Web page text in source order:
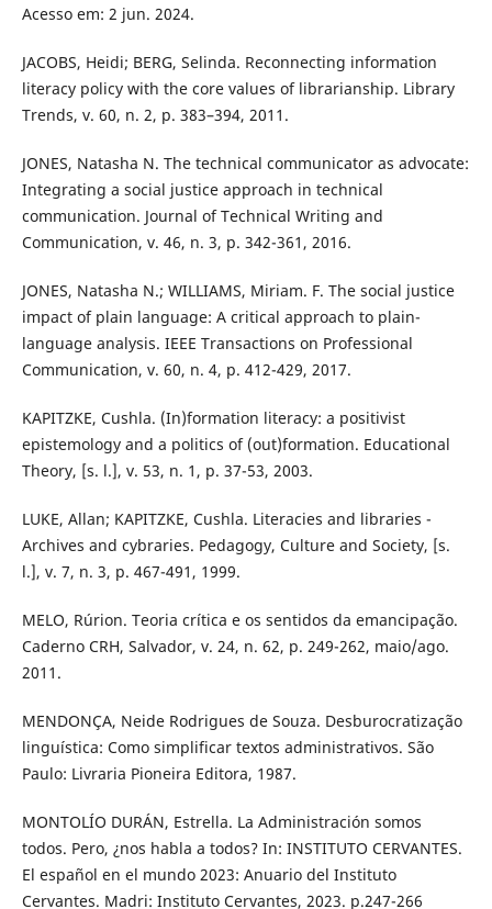
Acesso em: 2 jun. 2024.
JACOBS, Heidi; BERG, Selinda. Reconnecting information
literacy policy with the core values of librarianship. Library
Trends, v. 60, n. 2, p. 383–394, 2011.
JONES, Natasha N. The technical communicator as advocate:
Integrating a social justice approach in technical
communication. Journal of Technical Writing and
Communication, v. 46, n. 3, p. 342-361, 2016.
JONES, Natasha N.; WILLIAMS, Miriam. F. The social justice
impact of plain language: A critical approach to plain-
language analysis. IEEE Transactions on Professional
Communication, v. 60, n. 4, p. 412-429, 2017.
KAPITZKE, Cushla. (In)formation literacy: a positivist
epistemology and a politics of (out)formation. Educational
Theory, [s. l.], v. 53, n. 1, p. 37-53, 2003.
LUKE, Allan; KAPITZKE, Cushla. Literacies and libraries -
Archives and cybraries. Pedagogy, Culture and Society, [s.
l.], v. 7, n. 3, p. 467-491, 1999.
MELO, Rúrion. Teoria crítica e os sentidos da emancipação.
Caderno CRH, Salvador, v. 24, n. 62, p. 249-262, maio/ago.
2011.
MENDONÇA, Neide Rodrigues de Souza. Desburocratização
linguística: Como simplificar textos administrativos. São
Paulo: Livraria Pioneira Editora, 1987.
MONTOLÍO DURÁN, Estrella. La Administración somos
todos. Pero, ¿nos habla a todos? In: INSTITUTO CERVANTES.
El español en el mundo 2023: Anuario del Instituto
Cervantes. Madri: Instituto Cervantes, 2023. p.247-266